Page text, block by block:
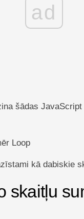
ad
šādas
Loop
kā dabiskie
skaitļu